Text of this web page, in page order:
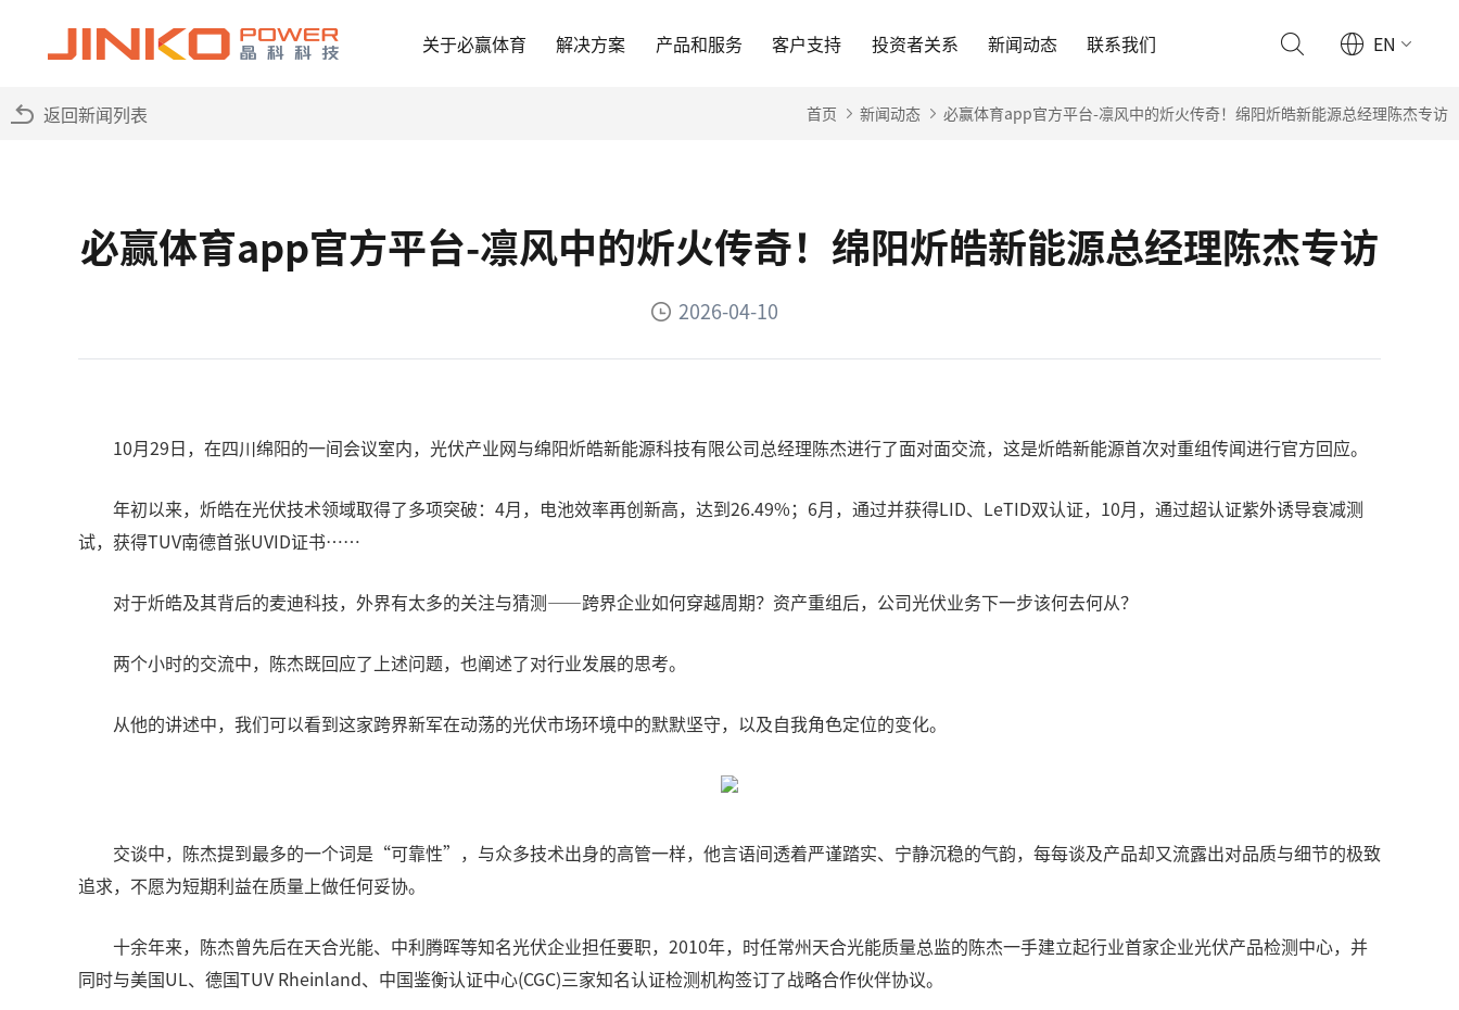
关于必赢体育 解决方案 产品和服务 客户支持 投资者关系 新闻动态 联系我们 EN
返回新闻列表 首页 新闻动态 必赢体育app官方平台-凛风中的炘火传奇！绵阳炘皓新能源总经理陈杰专访
必赢体育app官方平台-凛风中的炘火传奇！绵阳炘皓新能源总经理陈杰专访
2026-04-10
10月29日，在四川绵阳的一间会议室内，光伏产业网与绵阳炘皓新能源科技有限公司总经理陈杰进行了面对面交流，这是炘皓新能源首次对重组传闻进行官方回应。
年初以来，炘皓在光伏技术领域取得了多项突破：4月，电池效率再创新高，达到26.49%；6月，通过并获得LID、LeTID双认证，10月，通过超认证紫外诱导衰减测
试，获得TUV南德首张UVID证书……
对于炘皓及其背后的麦迪科技，外界有太多的关注与猜测——跨界企业如何穿越周期？资产重组后，公司光伏业务下一步该何去何从？
两个小时的交流中，陈杰既回应了上述问题，也阐述了对行业发展的思考。
从他的讲述中，我们可以看到这家跨界新军在动荡的光伏市场环境中的默默坚守，以及自我角色定位的变化。
交谈中，陈杰提到最多的一个词是“可靠性”，与众多技术出身的高管一样，他言语间透着严谨踏实、宁静沉稳的气韵，每每谈及产品却又流露出对品质与细节的极致
追求，不愿为短期利益在质量上做任何妥协。
十余年来，陈杰曾先后在天合光能、中利腾晖等知名光伏企业担任要职，2010年，时任常州天合光能质量总监的陈杰一手建立起行业首家企业光伏产品检测中心，并
同时与美国UL、德国TUV Rheinland、中国鉴衡认证中心(CGC)三家知名认证检测机构签订了战略合作伙伴协议。